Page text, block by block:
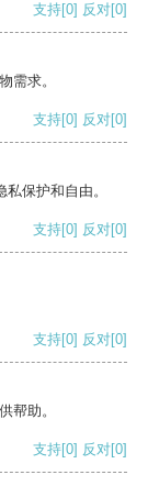
支持[0] 反对[0]
需求。
支持[0] 反对[0]
保护和自由。
支持[0] 反对[0]
支持[0] 反对[0]
帮助。
支持[0] 反对[0]